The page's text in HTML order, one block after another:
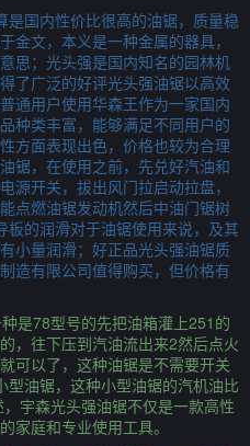
国内性价比很高的油锯，质量稳
金文，本义是一种金属的器具，
思；光头强是国内知名的园林机
了广泛的好评光头强油锯以高效
通用户使用华森王作为一家国内
种类丰富，能够满足不同用户的
方面表现出色，价格也较为合理
锯，在使用之前，先兑好汽油和
源开关，拔出风门拉启动拉盘，
点燃油锯发动机然后中油门锯树
板的润滑对于油锯使用来说，及其
小量润滑；好正品光头强油锯质
造有限公司值得购买，但价格有
是78型号的先把油箱灌上251的
，往下压到汽油流出来2然后点火
可以了，这种油锯是不需要开关
油锯，这种小型油锯的汽机油比
宇森光头强油锯不仅是一款高性
家庭和专业使用工具。